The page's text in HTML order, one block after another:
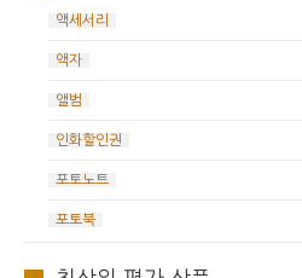
액세서리
액자
앨범
인화할인권
포토노트
포토북